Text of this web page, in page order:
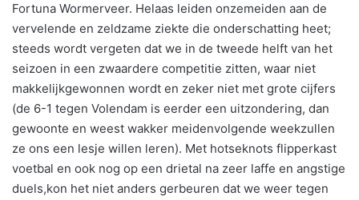
Fortuna Wormerveer. Helaas leiden onzemeiden aan de
vervelende en zeldzame ziekte die onderschatting heet;
steeds wordt vergeten dat we in de tweede helft van het
seizoen in een zwaardere competitie zitten, waar niet
makkelijkgewonnen wordt en zeker niet met grote cijfers
(de 6-1 tegen Volendam is eerder een uitzondering, dan
gewoonte en weest wakker meidenvolgende weekzullen
ze ons een lesje willen leren). Met hotseknots flipperkast
voetbal en ook nog op een drietal na zeer laffe en angstige
duels,kon het niet anders gerbeuren dat we weer tegen